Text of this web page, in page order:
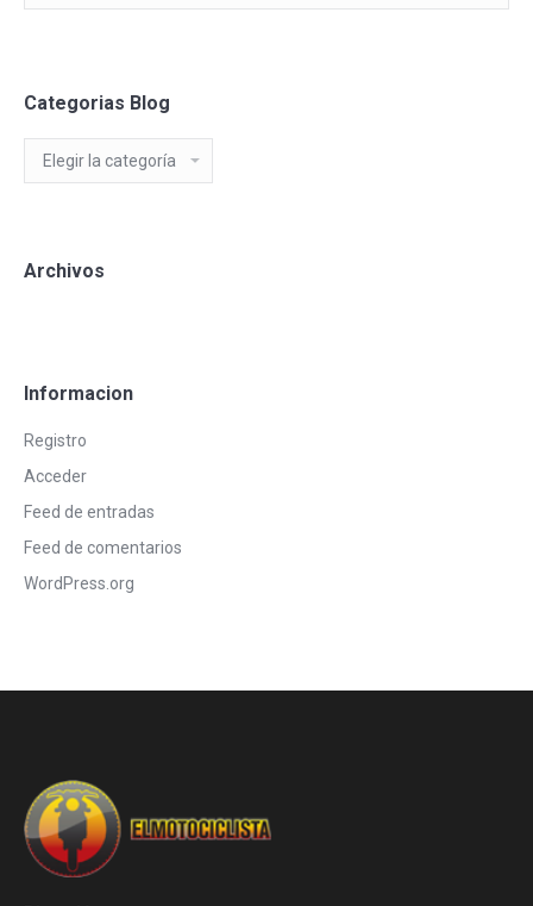
Categorias Blog
Blog
Archivos
Informacion
Registro
Acceder
Feed de entradas
Feed de comentarios
WordPress.org